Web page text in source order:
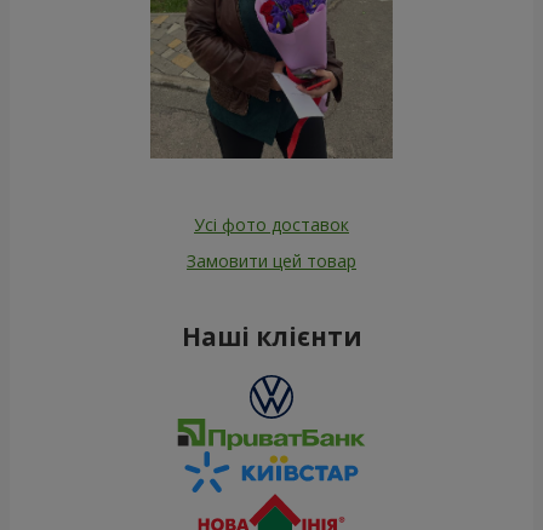
Усі фото доставок
Замовити цей товар
Наші клієнти